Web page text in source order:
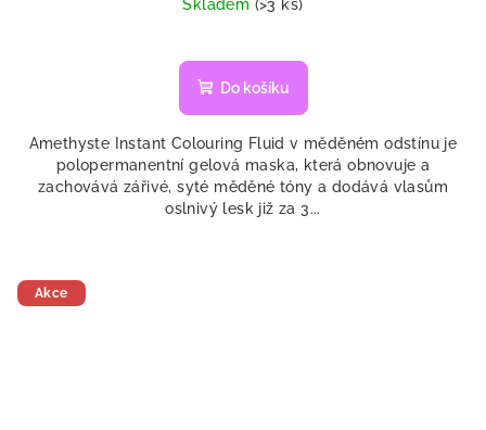
Skladem (>3 ks)
Do košíku
Amethyste Instant Colouring Fluid v měděném odstínu je
polopermanentní gelová maska, která obnovuje a
zachovává zářivé, syté měděné tóny a dodává vlasům
oslnivý lesk již za 3...
Akce